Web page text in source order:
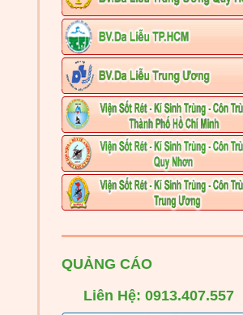
QUẢNG CÁO
Liên Hệ: 0913.407.557